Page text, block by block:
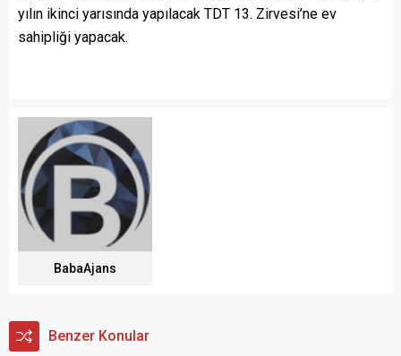
yılın ikinci yarısında yapılacak TDT 13. Zirvesi’ne ev
sahipliği yapacak.
BabaAjans
Benzer Konular